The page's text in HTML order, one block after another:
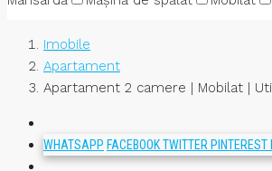
Imobile
Apartament
Apartament 2 camere | Mobilat |
WHATSAPP FACEBOOKTWITTER PINTEREST